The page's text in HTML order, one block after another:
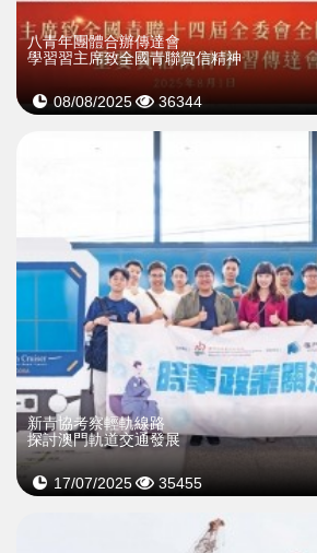
八青年團體合辦傳達會
學習習主席致全國青聯賀信精神
08/08/2025 36344
新青協考察輕軌線路
探討澳門軌道交通發展
17/07/2025 35455